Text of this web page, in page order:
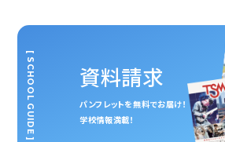
資料請求
パンフレットを無料でお届け！
学校情報満載！
[ SCHOOL GUIDE ]